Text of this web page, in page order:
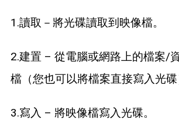
1.讀取－將光碟讀取到映像檔。
2.建置 – 從電腦或網路上的檔案/
檔（您也可以將檔案直接寫入光碟
3.寫入 – 將映像檔寫入光碟。